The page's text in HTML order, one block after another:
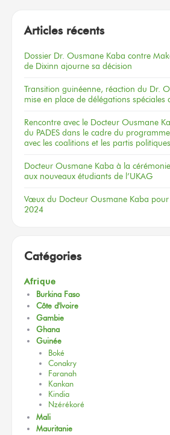
Articles récents
Dossier Dr. Ousmane Kaba contre
de Dixinn ajourne sa décision
Transition guinéenne, réaction du Dr.
mise en place de délégations spéciales
Rencontre avec le Docteur Ousmane
du PADES dans le cadre du programme
avec les coalitions et les partis politiques
Docteur Ousmane Kaba à la cérémonie
aux nouveaux étudiants de l’UKAG
Vœux du Docteur Ousmane Kaba
2024
Catégories
Afrique
Burkina Faso
Côte d'Ivoire
Gambie
Ghana
Guinée
Boké
Conakry
Faranah
Kankan
Kindia
Nzérékoré
Mali
Mauritanie